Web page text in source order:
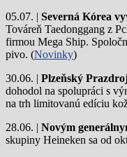
05.07. | Severná Kórea
Továreň Taedonggang z
firmou Mega Ship.
pivo. (Novinky)
30.06. | Plzeňský
dohodol na spolupráci s
na trh limitovanú edíciu
28.06. | Novým
skupiny Heineken sa od